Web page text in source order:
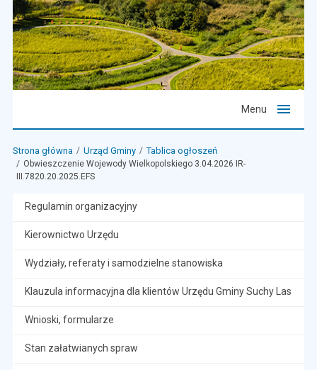
Menu
Strona główna Urząd Gminy Tablica ogłoszeń
Obwieszczenie Wojewody Wielkopolskiego 3.04.2026 IR-
III.7820.20.2025.EFS
Regulamin organizacyjny
Kierownictwo Urzędu
Wydziały, referaty i samodzielne stanowiska
Klauzula informacyjna dla klientów Urzędu Gminy Suchy Las
Wnioski, formularze
Stan załatwianych spraw